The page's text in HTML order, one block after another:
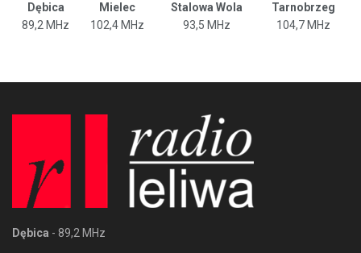
Dębica Mielec Stalowa Wola
Tarnobrzeg
89,2 MHz
102,4 MHz 93,5 MHz 104,7 MHz
Dębica - 89,2 MHz